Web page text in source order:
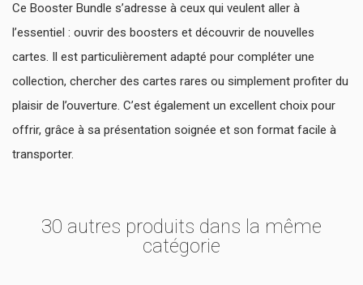
Ce Booster Bundle s’adresse à ceux qui veulent aller à
l’essentiel : ouvrir des boosters et découvrir de nouvelles
cartes. Il est particulièrement adapté pour compléter une
collection, chercher des cartes rares ou simplement profiter du
plaisir de l’ouverture. C’est également un excellent choix pour
offrir, grâce à sa présentation soignée et son format facile à
transporter.
30 autres produits dans la même
catégorie